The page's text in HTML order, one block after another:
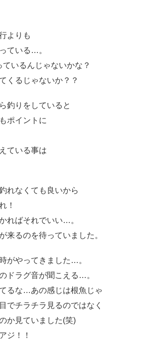
よりも
ている…。
いるんじゃないかな？
くるじゃないか？？
釣りをしていると
ポイントに
ている事は
れなくても良いから
！
ればそれでいい…。
来るのを待っていました。
がやってきました…。
ドラグ音が聞こえる…。
るな…あの感じは根魚じゃ
でチラチラ見るのではなく
か見ていました(笑)
ジ！！